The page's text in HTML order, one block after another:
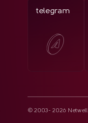
telegram
© 2003- 2026 Netwell